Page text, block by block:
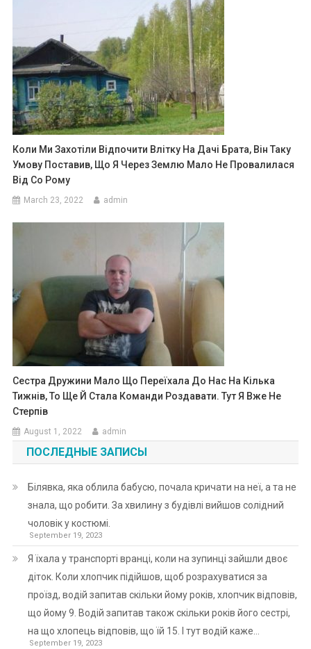
Коли Ми Захотіли Відпочити Влітку На Дачі Брата, Він Таку
Умову Поставив, Що Я Через Землю Мало Не Провалилася
Від Со Рому
March 23, 2022 admin
Сестра Дружини Мало Що Переїхала До Нас На Кілька
Тижнів, То Ще Й Стала Команди Роздавати. Тут Я Вже Не
Стерпів
August 1, 2022 admin
ПОСЛЕДНЫЕ ЗАПИСЫ
Білявка, яка облила бабусю, почала кричати на неї, а та не
знала, що робити. За хвилину з будівлі вийшов солідний
чоловік у костюмі.
September 19, 2023
Я їхала у транспорті вранці, коли на зупинці зайшли двоє
діток. Коли хлопчик підійшов, щоб розрахуватися за
проїзд, водій запитав скільки йому років, хлопчик відповів,
що йому 9. Водій запитав також скільки років його сестрі,
на що хлопець відповів, що їй 15. І тут водій каже…
September 19, 2023